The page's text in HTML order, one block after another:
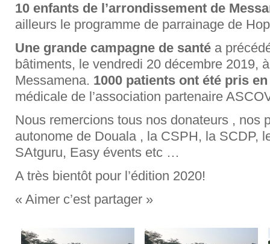
10 enfants de l’arrondissement de
ailleurs le programme de parrainage de
Une grande campagne de santé a
bâtiments, le vendredi 20 décembre 2019,
Messamena. 1000 patients ont été pris
médicale de l’association partenaire
Nous remercions tous nos donateurs , nos
autonome de Douala , la CSPH, la SCDP,
SAtguru, Easy évents etc …
A très bientôt pour l’édition 2020!
« Aimer c’est partager »